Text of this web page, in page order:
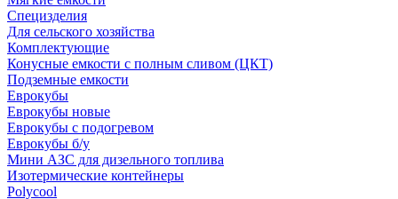
Специзделия
Для сельского хозяйства
Комплектующие
Конусные емкости с полным сливом (ЦКТ)
Подземные емкости
Еврокубы
Еврокубы новые
Еврокубы с подогревом
Еврокубы б/у
Мини АЗС для дизельного топлива
Изотермические контейнеры
Polycool